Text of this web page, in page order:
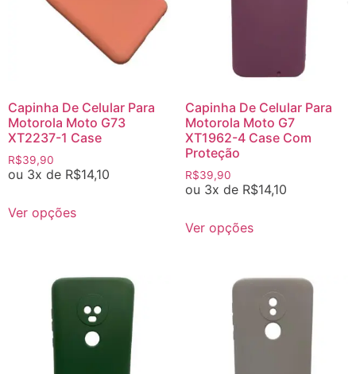
Capinha De Celular Para
Motorola Moto G73
XT2237-1 Case
R$39,90
ou 3x de R$14,10
Ver opções
Capinha De Celular Para
Motorola Moto G7
XT1962-4 Case Com
Proteção
R$39,90
ou 3x de R$14,10
Ver opções